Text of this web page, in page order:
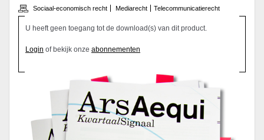
Sociaal-economisch recht
Mediarecht Telecommunicatierecht
U heeft geen toegang tot de download(s) van dit product.
Login of bekijk onze abonnementen